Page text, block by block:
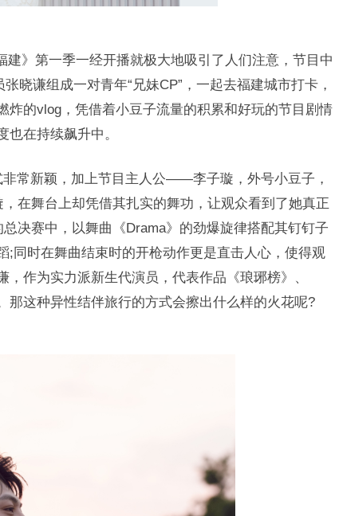
》第一季一经开播就极大地吸引了人们注意，节目中
晓谦组成一对青年“兄妹CP”，一起去福建城市打卡，
炸的vlog，凭借着小豆子流量的积累和好玩的节目剧情
在持续飙升中。
常新颖，加上节目主人公——李子璇，外号小豆子，
在舞台上却凭借其扎实的舞功，让观众看到了她真正
决赛中，以舞曲《Drama》的劲爆旋律搭配其钉钉子
;同时在舞曲结束时的开枪动作更是直击人心，使得观
作为实力派新生代演员，代表作品《琅琊榜》、
那这种异性结伴旅行的方式会擦出什么样的火花呢?